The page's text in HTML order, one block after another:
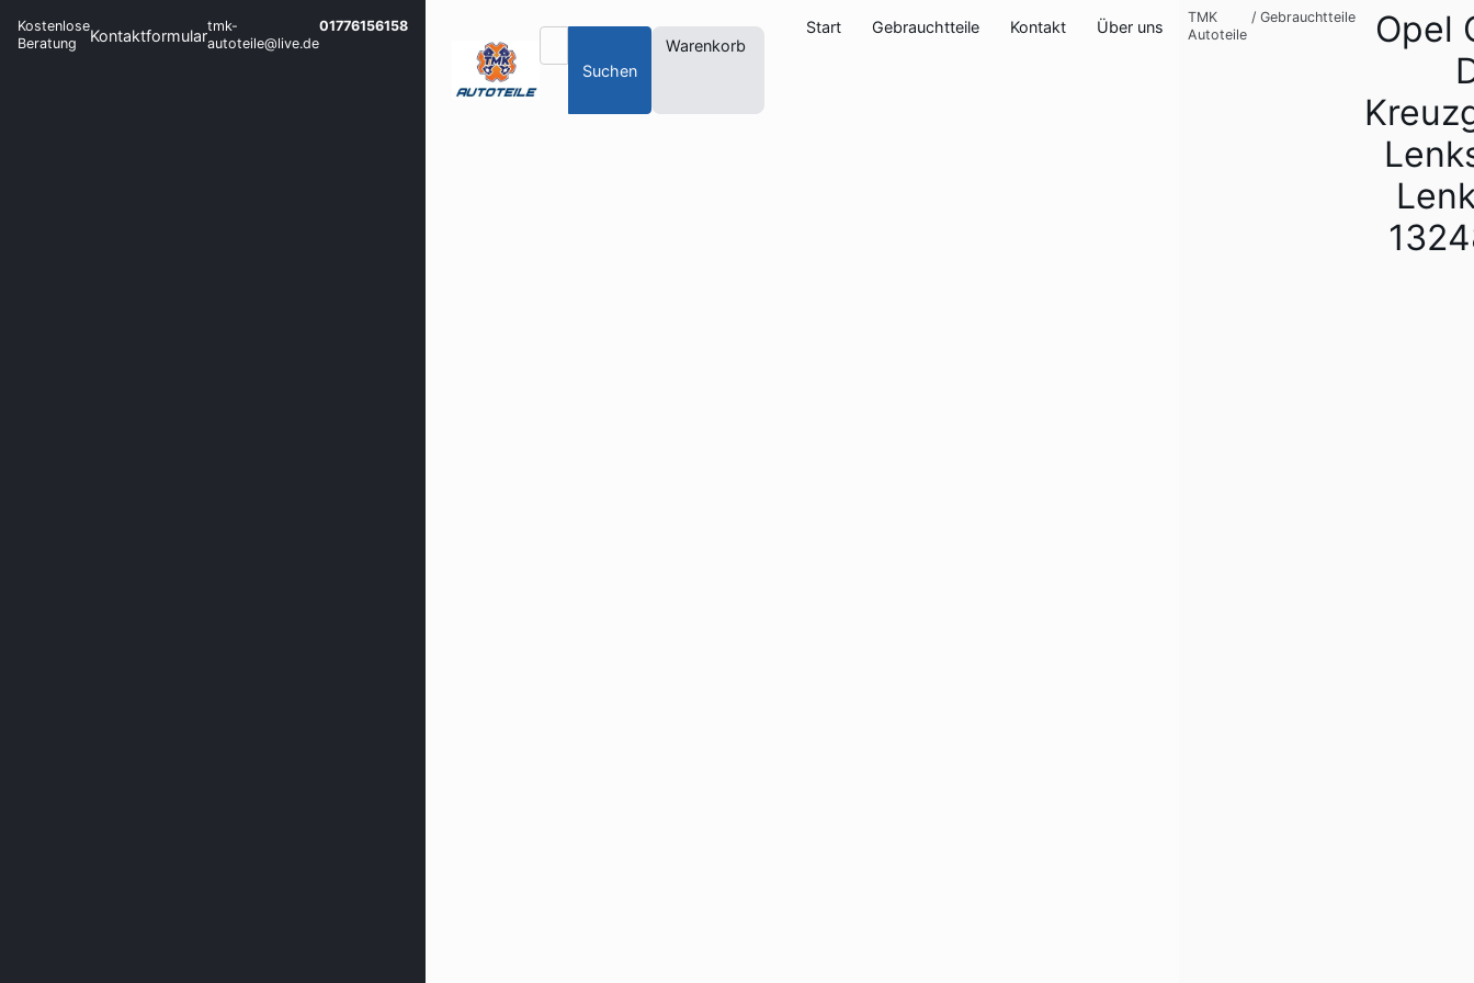
Kostenlose
Beratung
Kontaktformulartmk-
autoteile@live.de
01776156158
Suchen
Warenkorb
Start Gebrauchtteile Kontakt Über uns
TMK
Autoteile
/ Gebrauchtteile
Opel